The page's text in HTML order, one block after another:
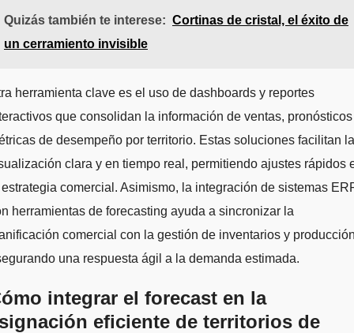
Quizás también te interese: Cortinas de cristal, el éxito de
un cerramiento invisible
herramienta clave es el uso de dashboards y reportes
que consolidan la información de ventas,
de desempeño por territorio. Estas soluciones facilitan la
clara y en tiempo real, permitiendo ajustes rápidos
comercial. Asimismo, la integración de sistemas
herramientas de forecasting ayuda a sincronizar la
comercial con la gestión de inventarios y
una respuesta ágil a la demanda estimada.
integrar el forecast en la
eficiente de territorios de